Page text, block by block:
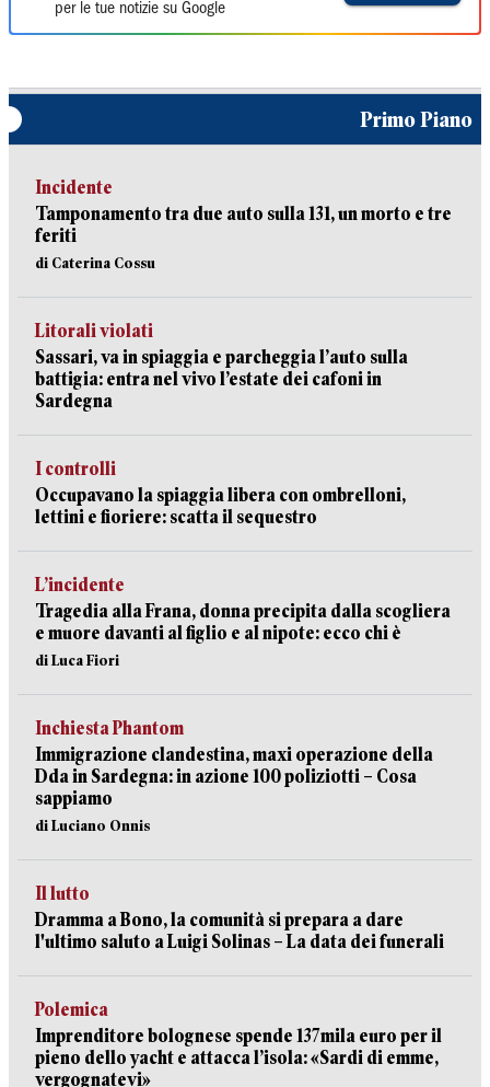
per le tue notizie su Google
Primo Piano
Incidente
Tamponamento tra due auto sulla 131, un morto e tre
feriti
di Caterina Cossu
Litorali violati
Sassari, va in spiaggia e parcheggia l’auto sulla
battigia: entra nel vivo l’estate dei cafoni in
Sardegna
I controlli
Occupavano la spiaggia libera con ombrelloni,
lettini e fioriere: scatta il sequestro
L’incidente
Tragedia alla Frana, donna precipita dalla scogliera
e muore davanti al figlio e al nipote: ecco chi è
di Luca Fiori
Inchiesta Phantom
Immigrazione clandestina, maxi operazione della
Dda in Sardegna: in azione 100 poliziotti – Cosa
sappiamo
di Luciano Onnis
Il lutto
Dramma a Bono, la comunità si prepara a dare
l'ultimo saluto a Luigi Solinas – La data dei funerali
Polemica
Imprenditore bolognese spende 137mila euro per il
pieno dello yacht e attacca l’isola: «Sardi di emme,
vergognatevi»